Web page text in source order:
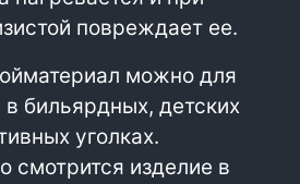
повреждает ее.
можно для
в бильярдных, детских
уголках.
смотрится изделие в